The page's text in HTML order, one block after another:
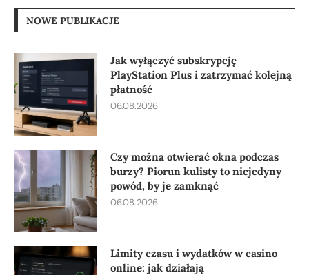
NOWE PUBLIKACJE
Jak wyłączyć subskrypcję
PlayStation Plus i zatrzymać kolejną
płatność
06.08.2026
Czy można otwierać okna podczas
burzy? Piorun kulisty to niejedyny
powód, by je zamknąć
06.08.2026
Limity czasu i wydatków w casino
online: jak działają